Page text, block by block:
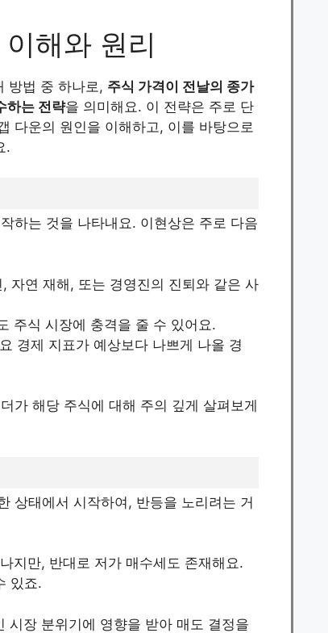
해와 원리
방법 중 하나로, 주식 가격이 전날의 종가
하는 전략을 의미해요. 이 전략은 주로 단
다운의 원인을 이해하고, 이를 바탕으로
.
하는 것을 나타내요. 이현상은 주로 다음
자연 재해, 또는 경영진의 진퇴와 같은 사
주식 시장에 충격을 줄 수 있어요.
경제 지표가 예상보다 나쁘게 나올 경
가 해당 주식에 대해 주의 깊게 살펴보게
상태에서 시작하여, 반등을 노리려는 거
지만, 반대로 저가 매수세도 존재해요.
있죠.
시장 분위기에 영향을 받아 매도 결정을